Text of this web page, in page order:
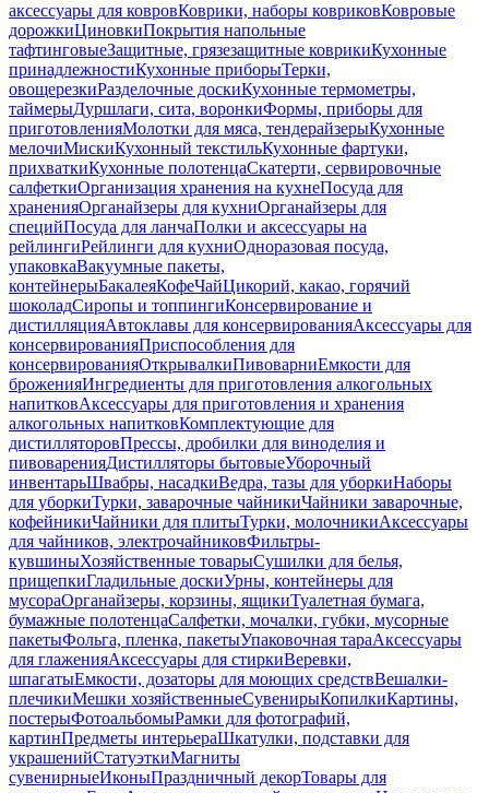
аксессуары для ковровКоврики, наборы ковриковКовровые
дорожкиЦиновкиПокрытия напольные
тафтинговыеЗащитные, грязезащитные коврикиКухонные
принадлежностиКухонные приборыТерки,
овощерезкиРазделочные доскиКухонные термометры,
таймерыДуршлаги, сита, воронкиФормы, приборы для
приготовленияМолотки для мяса, тендерайзерыКухонные
мелочиМискиКухонный текстильКухонные фартуки,
прихваткиКухонные полотенцаСкатерти, сервировочные
салфеткиОрганизация хранения на кухнеПосуда для
храненияОрганайзеры для кухниОрганайзеры для
специйПосуда для ланчаПолки и аксессуары на
рейлингиРейлинги для кухниОдноразовая посуда,
упаковкаВакуумные пакеты,
контейнерыБакалеяКофеЧайЦикорий, какао, горячий
шоколадСиропы и топпингиКонсервирование и
дистилляцияАвтоклавы для консервированияАксессуары для
консервированияПриспособления для
консервированияОткрывалкиПивоварниЕмкости для
броженияИнгредиенты для приготовления алкогольных
напитковАксессуары для приготовления и хранения
алкогольных напитковКомплектующие для
дистилляторовПрессы, дробилки для виноделия и
пивоваренияДистилляторы бытовыеУборочный
инвентарьШвабры, насадкиВедра, тазы для уборкиНаборы
для уборкиТурки, заварочные чайникиЧайники заварочные,
кофейникиЧайники для плитыТурки, молочникиАксессуары
для чайников, электрочайниковФильтры-
кувшиныХозяйственные товарыСушилки для белья,
прищепкиГладильные доскиУрны, контейнеры для
мусораОрганайзеры, корзины, ящикиТуалетная бумага,
бумажные полотенцаСалфетки, мочалки, губки, мусорные
пакетыФольга, пленка, пакетыУпаковочная тараАксессуары
для глаженияАксессуары для стиркиВеревки,
шпагатыЕмкости, дозаторы для моющих средствВешалки-
плечикиМешки хозяйственныеСувенирыКопилкиКартины,
постерыФотоальбомыРамки для фотографий,
картинПредметы интерьераШкатулки, подставки для
украшенийСтатуэткиМагниты
сувенирныеИконыПраздничный декорТовары для